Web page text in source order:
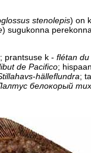
stenolepis) on
) sugukonna
; prantsuse k - flétan
de Pacifico;
-hälleflundra;
белокорый